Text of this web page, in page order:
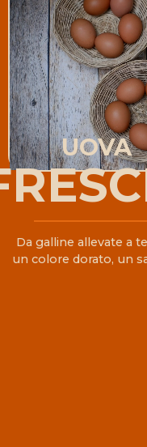
UOVA
Da galline allevate a
un colore dorato, un